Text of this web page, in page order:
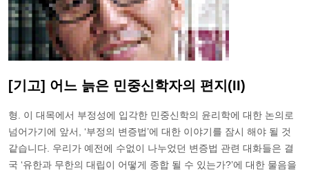
[기고] 어느 늙은 민중신학자의 편지(II)
형. 이 대목에서 부정성에 입각한 민중신학의 윤리학에 대한 논의로
넘어가기에 앞서, ‘부정의 변증법’에 대한 이야기를 잠시 해야 될 것
같습니다. 우리가 예전에 수없이 나누었던 변증법 관련 대화들은 결
국 ‘유한과 무한의 대립이 어떻게 종합 될 수 있는가?’에 대한 물음을